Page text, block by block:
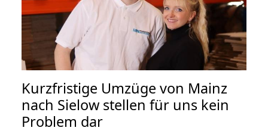
Kurzfristige Umzüge von Mainz
nach Sielow stellen für uns kein
Problem dar